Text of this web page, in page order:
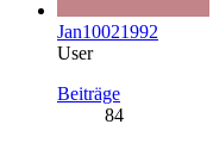
Jan10021992
User
Beiträge
84